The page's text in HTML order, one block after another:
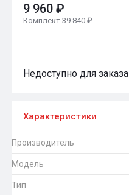
9 960 ₽
Комплект 39 840 ₽
Недоступно для заказа
Характеристики
Производитель
Модель
Тип